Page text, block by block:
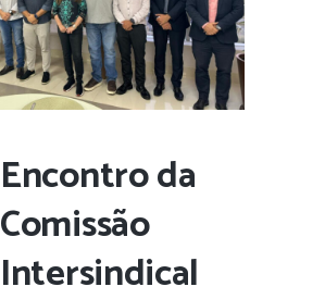
Encontro da
Comissão
Intersindical